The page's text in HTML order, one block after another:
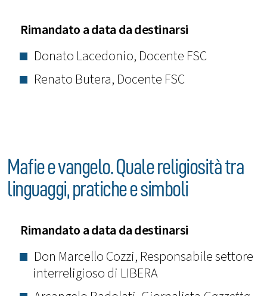
Rimandato a data da destinarsi
Donato Lacedonio, Docente FSC
Renato Butera, Docente FSC
Mafie e vangelo. Quale religiosità tra
linguaggi, pratiche e simboli
Rimandato a data da destinarsi
Don Marcello Cozzi, Responsabile settore
interreligioso di LIBERA